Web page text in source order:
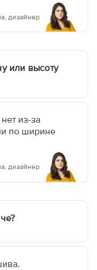
дизайнер
или высоту
из-за
по ширине
дизайнер